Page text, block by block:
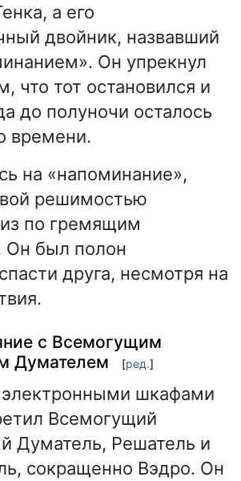
а его
двойник, назвавший
Он упрекнул
что тот остановился и
до полуночи осталось
времени.
на «напоминание»,
решимостью
по гремящим
Он был полон
друга, несмотря на
с Всемогущим
Думателем
[ред.]
электронными шкафами
Всемогущий
Думатель, Решатель и
сокращенно Вэдро. Он